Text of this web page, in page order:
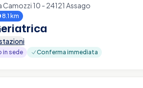
Camozzi 10 - 24121 Assago
8.1 km
in sede Conferma immediata